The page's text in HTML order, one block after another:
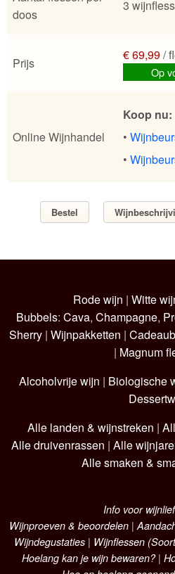
doos
3
Prijs
€ 69,99/
Op
Online Wijnhandel
Koop nu:
•
•
Bestel
Rode wijn | Witte
Bubbels: Cava, Champagne,
Sherry | Wijnpakketten |
| Magnum
Alcoholvrije wijn | Biologische
Alle landen & wijnstreken |
Alle druivenrassen | Alle
Alle smaken &
Info voor
Wijnproeven & beoordelen |
Wijndegustaties | Wijnflessen
Hoelang kan je wijn bewaren?|